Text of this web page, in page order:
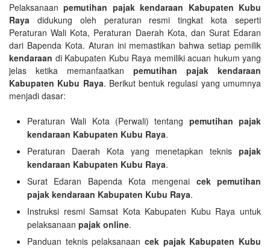
Pelaksanaanpemutihan pajak kendaraan Kabupaten Kubu
Raya didukung oleh peraturan resmi tingkat kota seperti
Peraturan Wali Kota, Peraturan Daerah Kota, dan Surat Edaran
dari Bapenda Kota. Aturan ini memastikan bahwa setiap pemilik
kendaraan di Kabupaten Kubu Raya memiliki acuan hukum yang
jelas ketika memanfaatkan pemutihan pajak kendaraan
Kabupaten Kubu Raya. Berikut bentuk regulasi yang umumnya
menjadi dasar:
Peraturan Wali Kota (Perwali) tentang pemutihan pajak
kendaraan Kabupaten Kubu Raya.
Peraturan Daerah Kota yang menetapkan teknis pajak
kendaraan Kabupaten Kubu Raya.
Surat Edaran Bapenda Kota mengenai cek pemutihan
pajak kendaraan Kabupaten Kubu Raya.
Instruksi resmi Samsat Kota Kabupaten Kubu Raya untuk
pelaksanaan pajak online.
Panduan teknis pelaksanaan cek pajak Kabupaten Kubu